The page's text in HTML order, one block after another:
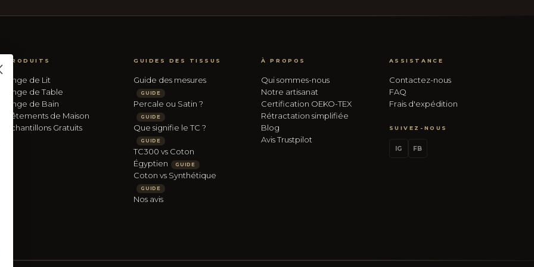
PRODUITS
Linge de Lit
Linge de Table
Linge de Bain
Vêtements de Maison
Échantillons Gratuits
GUIDES DES TISSUS
Guide des mesures
GUIDE
Percale ou Satin ?
GUIDE
Que signifie le TC ?
GUIDE
TC300 vs Coton
Égyptien
GUIDE
Coton vs Synthétique
GUIDE
Nos avis
À PROPOS
Qui sommes-nous
Notre artisanat
Certification OEKO-TEX
Rétractation simplifiée
Blog
Avis Trustpilot
ASSISTANCE
Contactez-nous
FAQ
Frais d'expédition
SUIVEZ-NOUS
IG FB